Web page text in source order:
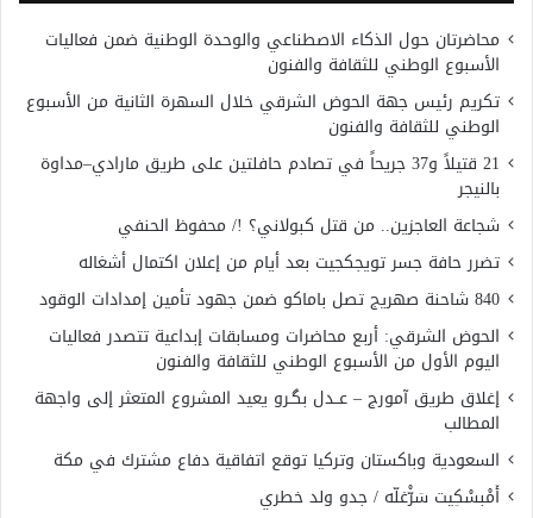
محاضرتان حول الذكاء الاصطناعي والوحدة الوطنية ضمن فعاليات
الأسبوع الوطني للثقافة والفنون
تكريم رئيس جهة الحوض الشرقي خلال السهرة الثانية من الأسبوع
الوطني للثقافة والفنون
21 قتيلاً و37 جريحاً في تصادم حافلتين على طريق مارادي–مداوة
بالنيجر
شجاعة العاجزين.. من قتل كبولاني؟ !/ محفوظ الحنفي
تضرر حافة جسر تويجكجيت بعد أيام من إعلان اكتمال أشغاله
840 شاحنة صهريج تصل باماكو ضمن جهود تأمين إمدادات الوقود
الحوض الشرقي: أربع محاضرات ومسابقات إبداعية تتصدر فعاليات
اليوم الأول من الأسبوع الوطني للثقافة والفنون
إغلاق طريق آمورج – عــدل بگـرو يعيد المشروع المتعثر إلى واجهة
المطالب
السعودية وباكستان وتركيا توقع اتفاقية دفاع مشترك في مكة
أَمْبسْكِيت سَرّْغلّه / جدو ولد خطري